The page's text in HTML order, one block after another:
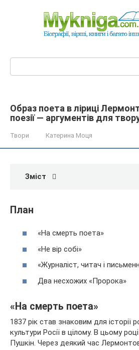
Образ поета в ліриці
поезії — аргументів для
Твори Катерина Моця
Зміст
План
«На смерть поета»
«Не вір собі»
«Журналіст, читач і
Два несхожих «Пророка»
«На смерть поета»
1837 рік став знаковим для історії
культури Росії в цілому. В цьому
Пушкін. Через деякий час